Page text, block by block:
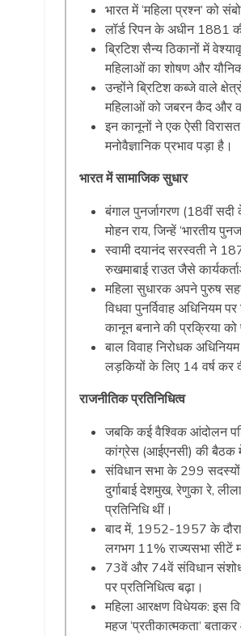
भारत में ‘महिला प्रश्न’ को
लॉर्ड रिपन के अधीन 1881
ब्रिटिश सैन्य ठिकानों में
महिलाओं का शोषण और
उन्होंने ब्रिटिश कब्जे वाले
महिलाओं को जबरन कैद और
इन कानूनों ने एक ऐसी
मनोवैज्ञानिक प्रभाव पड़ा है।
भारत में सामाजिक सुधार
बंगाल पुनर्जागरण (18वीं
मोहन राय, जिन्हें ‘भारतीय
स्वामी दयानंद सरस्वती ने
रुखमाबाई राउत जैसे
महिला सुधारक अपने पुरुष
विधवा पुनर्विवाह अधिनियम
कानून बनाने की प्रक्रिया को
बाल विवाह निरोधक
लड़कियों के लिए 14 वर्ष कर
राजनीतिक प्रतिनिधित्व
जबकि कई वैश्विक आंदोलन
कांग्रेस (आईएनसी) की बैठक में
संविधान सभा के 299 सदस्यों
दुर्गाबाई देशमुख, रेणुका रे,
प्रतिनिधि थीं।
बाद में, 1952-1957 के
लगभग 11% राज्यसभा सीटें
73वें और 74वें संविधान
पर प्रतिनिधित्व बढ़ा।
महिला आरक्षण विधेयक: इस
महज ‘प्रतीकात्मकता’